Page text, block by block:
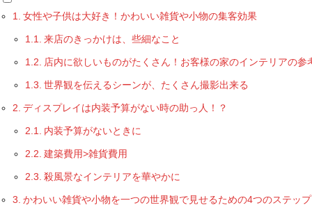
女性や子供は大好き！かわいい雑貨や小物の集客効果
来店のきっかけは、些細なこと
店内に欲しいものがたくさん！お客様の家のインテリアの参
世界観を伝えるシーンが、たくさん撮影出来る
ディスプレイは内装予算がない時の助っ人！？
内装予算がないときに
建築費用>雑貨費用
殺風景なインテリアを華やかに
かわいい雑貨や小物を一つの世界観で見せるための4つのステップ